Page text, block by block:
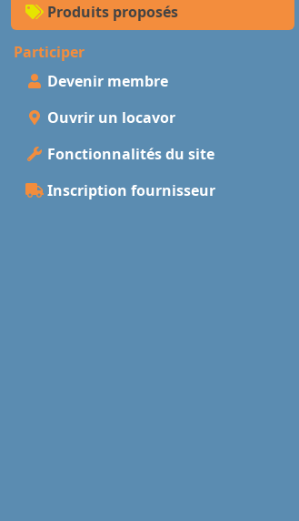
Produits proposés
Participer
Devenir membre
Ouvrir un locavor
Fonctionnalités du site
Inscription fournisseur